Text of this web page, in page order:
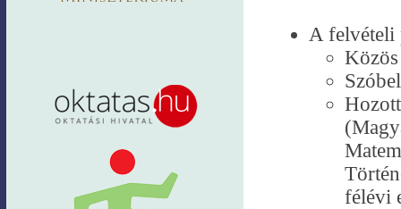
A felvételi
félévi